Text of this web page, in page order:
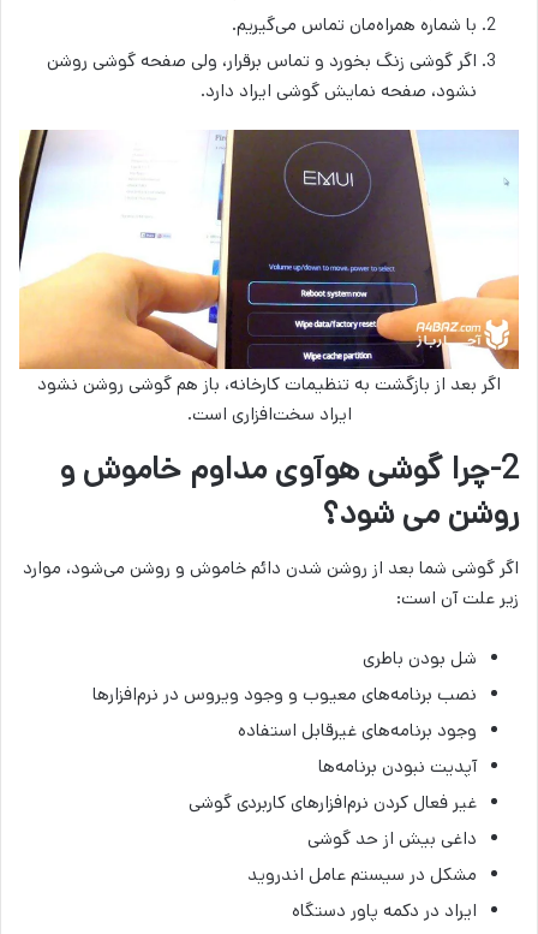
با شماره همراه‌مان تماس می‌گیریم.
اگر گوشی زنگ بخورد و تماس برقرار، ولی صفحه گوشی روشن
نشود، صفحه نمایش گوشی ایراد دارد.
اگر بعد از بازگشت به تنظیمات کارخانه­‌، باز هم گوشی روشن نشود
ایراد سخت‌افزاری است.
2-چرا گوشی هوآوی مداوم خاموش و
روشن می‌ شود؟
اگر گوشی شما بعد از روشن شدن دائم خاموش و روشن می‌شود، موارد
زیر علت آن است:
شل بودن باطری
نصب برنامه‌های معیوب و وجود ویروس در نرم‌افزارها
وجود برنامه‌های غیرقابل استفاده
آپدیت نبودن برنامه‌ها
غیر فعال کردن نرم‌افزارهای کاربردی گوشی
داغی بیش از حد گوشی
مشکل در سیستم عامل اندروید
ایراد در دکمه پاور دستگاه